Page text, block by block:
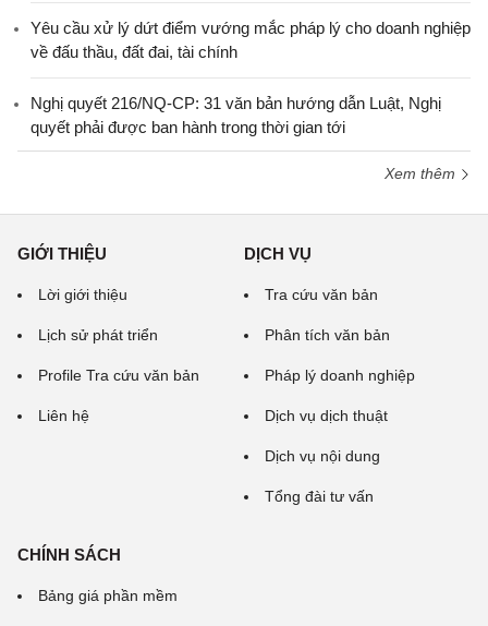
Yêu cầu xử lý dứt điểm vướng mắc pháp lý cho doanh nghiệp
về đấu thầu, đất đai, tài chính
Nghị quyết 216/NQ-CP: 31 văn bản hướng dẫn Luật, Nghị
quyết phải được ban hành trong thời gian tới
Xem thêm
GIỚI THIỆU
Lời giới thiệu
Lịch sử phát triển
Profile Tra cứu văn bản
Liên hệ
DỊCH VỤ
Tra cứu văn bản
Phân tích văn bản
Pháp lý doanh nghiệp
Dịch vụ dịch thuật
Dịch vụ nội dung
Tổng đài tư vấn
CHÍNH SÁCH
Bảng giá phần mềm